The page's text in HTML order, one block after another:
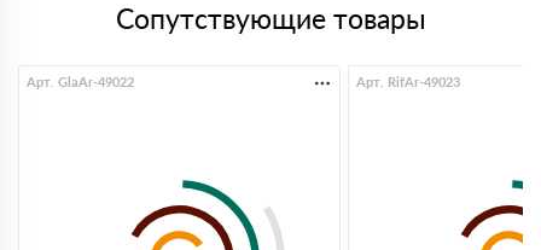
Сопутствующие товары
Арт. GlaAr-49022 Арт. RifAr-49023